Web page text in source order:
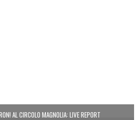
AL CIRCOLO MAGNOLIA: LIVE REPORT